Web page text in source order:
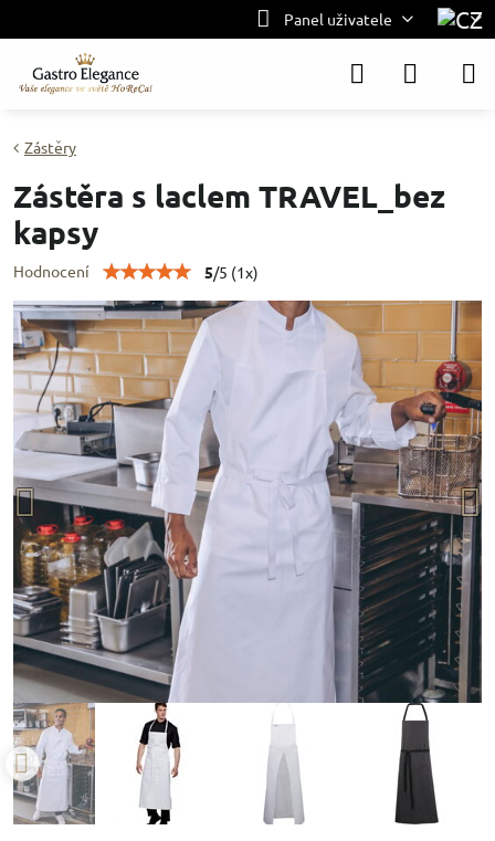
Panel uživatele
Zástěry
Zástěra s laclem TRAVEL_bez
kapsy
Hodnocení 5/5 (1x)